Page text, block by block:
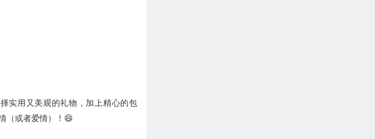
实用又美观的礼物，加上精心的包
（或者爱情）！😄